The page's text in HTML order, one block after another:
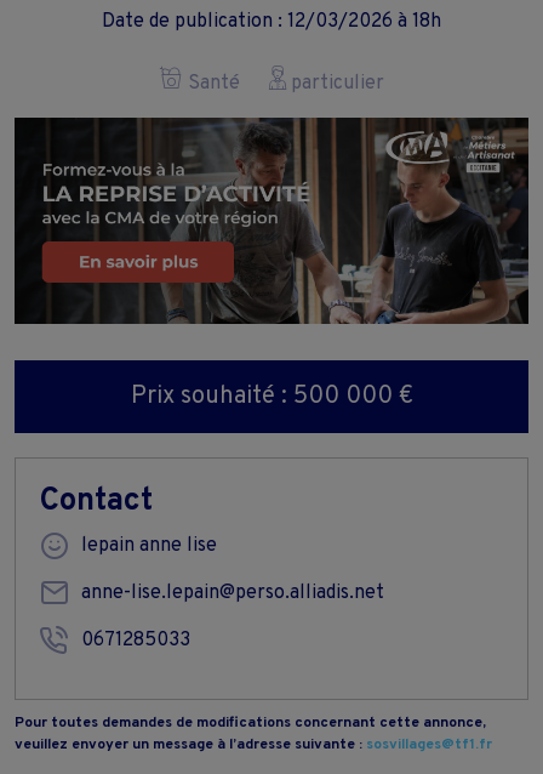
Date de publication : 12/03/2026 à 18h
Santé particulier
Prix souhaité : 500 000 €
Contact
lepain anne lise
anne-lise.lepain@perso.alliadis.net
0671285033
Pour toutes demandes de modifications concernant cette annonce,
veuillez envoyer un message à l’adresse suivante : sosvillages@tf1.fr